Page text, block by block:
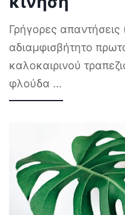
Γρήγορες απαντήσεις
αδιαμφισβήτητο
καλοκαιρινού
φλούδα ...